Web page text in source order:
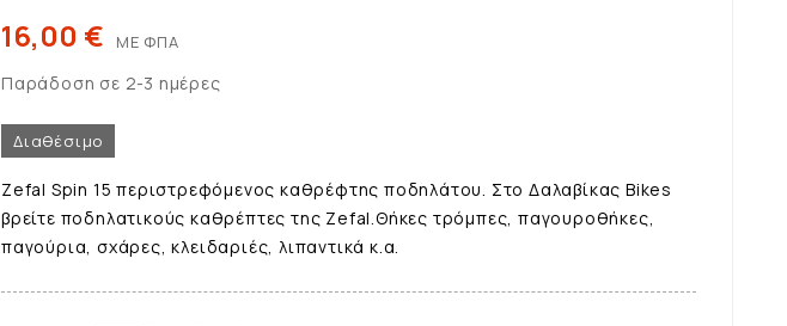
16,00 € ΜΕ ΦΠΑ
Παράδοση σε 2-3 ημέρες
Διαθέσιμο
Zefal Spin 15 περιστρεφόμενος καθρέφτης ποδηλάτου. Στο Δαλαβίκας Bikes
βρείτε ποδηλατικούς καθρέπτες της Zefal.Θήκες τρόμπες, παγουροθήκες,
παγούρια, σχάρες, κλειδαριές, λιπαντικά κ.α.